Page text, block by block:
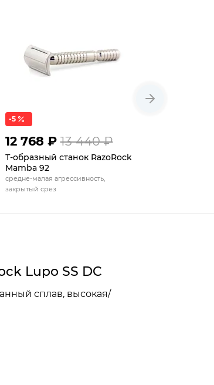
-5
12 768 ₽ 13 440 ₽
Т-образный станок RazoRock
Mamba 92
средне-малая агрессивность,
закрытый срез
Lupo SS DC
сплав, высокая/